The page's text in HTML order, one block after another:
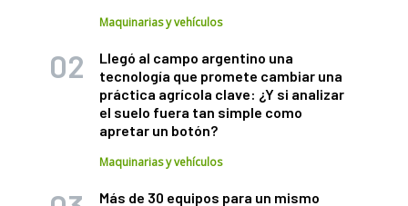
Maquinarias y vehículos
Llegó al campo argentino una
tecnología que promete cambiar una
práctica agrícola clave: ¿Y si analizar
el suelo fuera tan simple como
apretar un botón?
Maquinarias y vehículos
Más de 30 equipos para un mismo